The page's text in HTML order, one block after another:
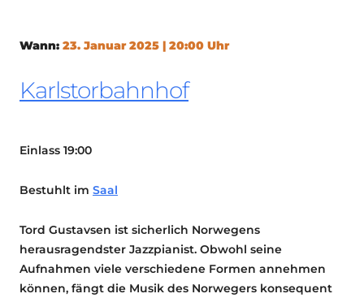
Wann: 23. Januar 2025 | 20:00 Uhr
Karlstorbahnhof
Einlass 19:00
Bestuhlt im Saal
Tord Gustavsen ist sicherlich Norwegens
herausragendster Jazzpianist. Obwohl seine
Aufnahmen viele verschiedene Formen annehmen
können, fängt die Musik des Norwegers konsequent